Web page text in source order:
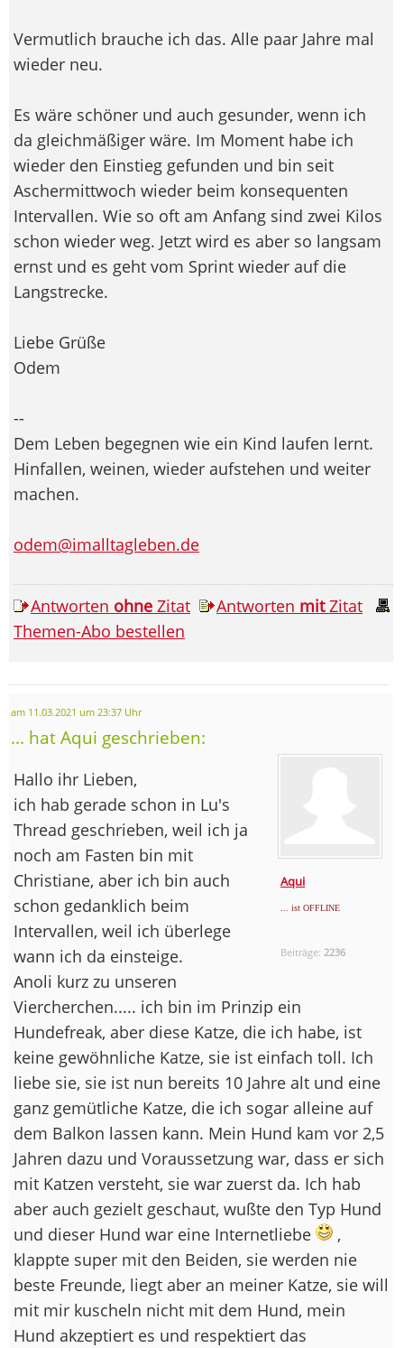
Vermutlich brauche ich das. Alle paar Jahre mal
wieder neu.
Es wäre schöner und auch gesunder, wenn ich
da gleichmäßiger wäre. Im Moment habe ich
wieder den Einstieg gefunden und bin seit
Aschermittwoch wieder beim konsequenten
Intervallen. Wie so oft am Anfang sind zwei Kilos
schon wieder weg. Jetzt wird es aber so langsam
ernst und es geht vom Sprint wieder auf die
Langstrecke.
Liebe Grüße
Odem
--
Dem Leben begegnen wie ein Kind laufen lernt.
Hinfallen, weinen, wieder aufstehen und weiter
machen.
odem@imalltagleben.de
Antworten ohne Zitat Antworten mitZitat
Themen-Abo bestellen
am 11.03.2021 um 23:37 Uhr
... hat Aqui geschrieben:
Aqui
... ist OFFLINE
Beiträge: 2236
Hallo ihr Lieben,
ich hab gerade schon in Lu's
Thread geschrieben, weil ich ja
noch am Fasten bin mit
Christiane, aber ich bin auch
schon gedanklich beim
Intervallen, weil ich überlege
wann ich da einsteige.
Anoli kurz zu unseren
Viercherchen..... ich bin im Prinzip ein
Hundefreak, aber diese Katze, die ich habe, ist
keine gewöhnliche Katze, sie ist einfach toll. Ich
liebe sie, sie ist nun bereits 10 Jahre alt und eine
ganz gemütliche Katze, die ich sogar alleine auf
dem Balkon lassen kann. Mein Hund kam vor 2,5
Jahren dazu und Voraussetzung war, dass er sich
mit Katzen versteht, sie war zuerst da. Ich hab
aber auch gezielt geschaut, wußte den Typ Hund
und dieser Hund war eine Internetliebe
,
klappte super mit den Beiden, sie werden nie
beste Freunde, liegt aber an meiner Katze, sie will
mit mir kuscheln nicht mit dem Hund, mein
Hund akzeptiert es und respektiert das